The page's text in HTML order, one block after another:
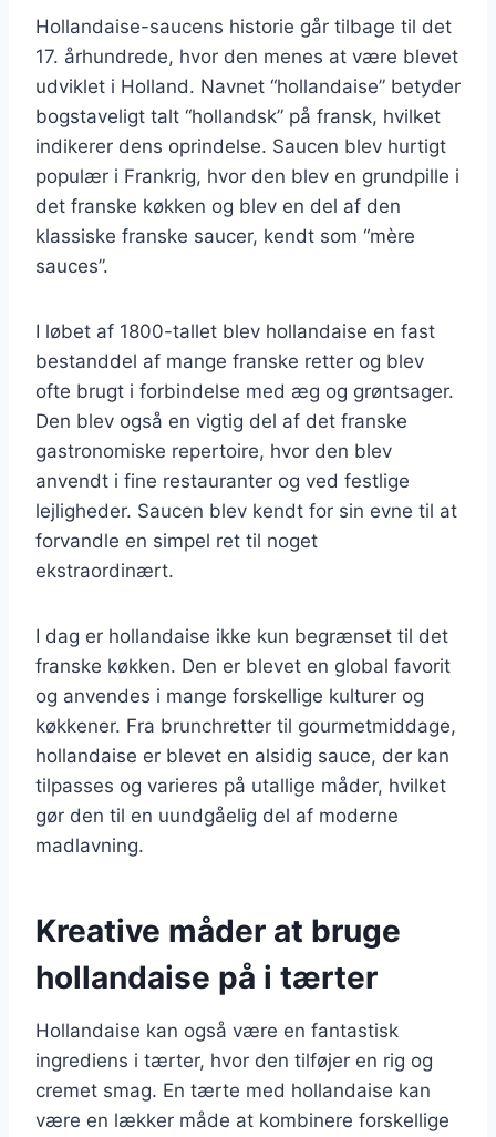
Hollandaise-saucens historie går tilbage til det
17. århundrede, hvor den menes at være blevet
udviklet i Holland. Navnet “hollandaise” betyder
bogstaveligt talt “hollandsk” på fransk, hvilket
indikerer dens oprindelse. Saucen blev hurtigt
populær i Frankrig, hvor den blev en grundpille i
det franske køkken og blev en del af den
klassiske franske saucer, kendt som “mère
sauces”.
I løbet af 1800-tallet blev hollandaise en fast
bestanddel af mange franske retter og blev
ofte brugt i forbindelse med æg og grøntsager.
Den blev også en vigtig del af det franske
gastronomiske repertoire, hvor den blev
anvendt i fine restauranter og ved festlige
lejligheder. Saucen blev kendt for sin evne til at
forvandle en simpel ret til noget
ekstraordinært.
I dag er hollandaise ikke kun begrænset til det
franske køkken. Den er blevet en global favorit
og anvendes i mange forskellige kulturer og
køkkener. Fra brunchretter til gourmetmiddage,
hollandaise er blevet en alsidig sauce, der kan
tilpasses og varieres på utallige måder, hvilket
gør den til en uundgåelig del af moderne
madlavning.
Kreative måder at bruge
hollandaise på i tærter
Hollandaise kan også være en fantastisk
ingrediens i tærter, hvor den tilføjer en rig og
cremet smag. En tærte med hollandaise kan
være en lækker måde at kombinere forskellige